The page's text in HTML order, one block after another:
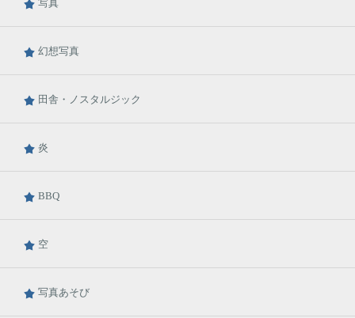
写真
幻想写真
田舎・ノスタルジック
炎
BBQ
空
写真あそび